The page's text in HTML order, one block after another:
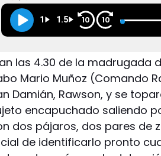
1 1.5 10 10
las 4.30 de la madrugada
Mario Muñoz (Comando
Damián, Rawson, y se
encapuchado saliendo
dos pájaros, dos pares de
de identificarlo pronto